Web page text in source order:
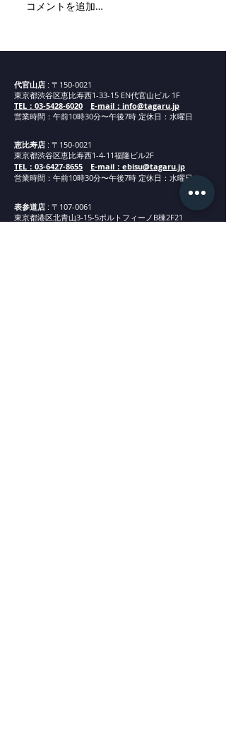
代官山新店舗までの道案
コメントを追加…
代官山店 : 〒150-0021
東京都渋谷区恵比寿西1-33-15 EN代官山ビル 1F
TEL：03-5428-6020
E-mail：info@tagaru.jp
営業時間：午前10時30分〜午後7時 定休日：水曜日
恵比寿店 : 〒150-0021
東京都渋谷区恵比寿西1-4-11福隆ビル2F
TEL：03-6427-8655
E-mail：ebisu@tagaru.jp
営業時間：午前10時30分〜午後7時 定休日：水曜日
表参道店 : 〒107-0061
東京都港区北青山3-15-5ポルトフィーノB棟2F21